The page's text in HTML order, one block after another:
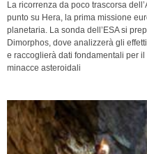
La ricorrenza da poco trascorsa
punto su Hera, la prima missione
planetaria. La sonda dell’ESA si
Dimorphos, dove analizzerà gli
e raccoglierà dati fondamentali per
minacce asteroidali